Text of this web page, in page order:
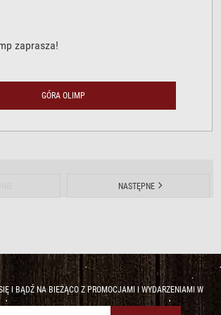
zaprasza!
GÓRA OLIMP
NASTĘPNE
I BĄDŹ NA BIEŻĄCO Z PROMOCJAMI I WYDARZENIAMI W